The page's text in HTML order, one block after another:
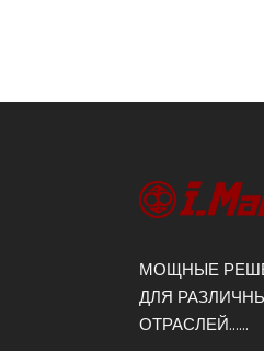
МОЩНЫЕ
ДЛЯ
ОТРАСЛЕЙ......